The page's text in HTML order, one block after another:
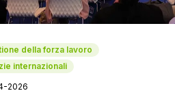
della forza lavoro
internazionali
2026